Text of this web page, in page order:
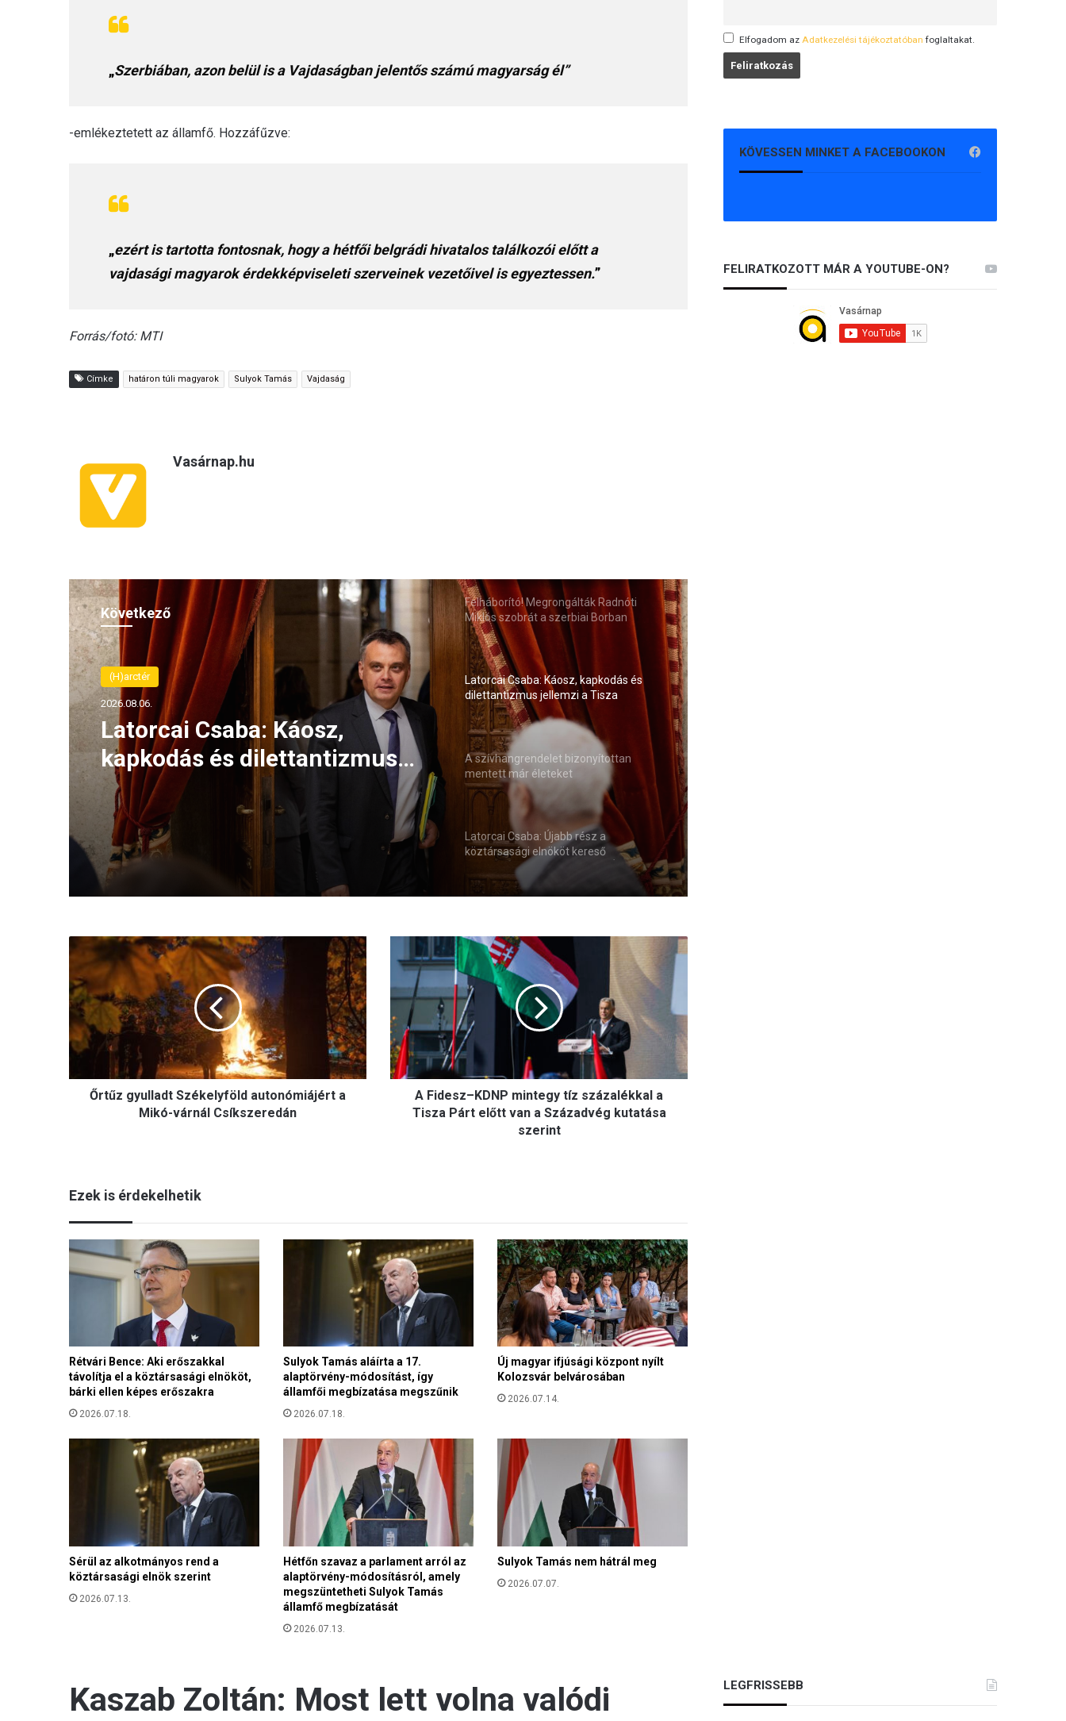
„Szerbiában, azon belül is a Vajdaságban jelentős számú magyarság él”
-emlékeztetett az államfő. Hozzáfűzve:
„ezért is tartotta fontosnak, hogy a hétfői belgrádi hivatalos találkozói előtt a
vajdasági magyarok érdekképviseleti szerveinek vezetőivel is egyeztessen.”
Forrás/fotó: MTI
Címke határon túli magyarok Sulyok Tamás Vajdaság
Vasárnap.hu
Következő
(H)arctér
2026.08.05.
A szívhangrendelet
bizonyítottan mentett már
életeket
Felháborító! Megrongálták Radnóti
Miklós szobrát a szerbiai Borban
Latorcai Csaba: Káosz, kapkodás és
dilettantizmus jellemzi a Tisza
kormányzását
A szívhangrendelet bizonyítottan
mentett már életeket
Latorcai Csaba: Újabb rész a
köztársasági elnököt kereső
roncsderbi-sorozatban (VIDEÓ)
gyulladt
Székelyföld
autonómiájért
a
Mikó-
várnál
Csíkszeredán
Őrtűz gyulladt Székelyföld autonómiájért a
Mikó-várnál Csíkszeredán
Fidesz–
mintegy
százalékkal
a
Tisza
Párt
A Fidesz–KDNP mintegy tíz százalékkal a
Tisza Párt előtt van a Századvég kutatása
szerint
Ezek is érdekelhetik
Rétvári Bence: Aki erőszakkal
távolítja el a köztársasági elnököt,
bárki ellen képes erőszakra
2026.07.18.
Sulyok Tamás aláírta a 17.
alaptörvény-módosítást, így
államfői megbízatása megszűnik
2026.07.18.
Új magyar ifjúsági központ nyílt
Kolozsvár belvárosában
2026.07.14.
Sérül az alkotmányos rend a
köztársasági elnök szerint
2026.07.13.
Hétfőn szavaz a parlament arról az
alaptörvény-módosításról, amely
megszüntetheti Sulyok Tamás
államfő megbízatását
2026.07.13.
Sulyok Tamás nem hátrál meg
2026.07.07.
Elfogadom az Adatkezelési tájékoztatóban foglaltakat.
KÖVESSEN MINKET A FACEBOOKON
FELIRATKOZOTT MÁR A YOUTUBE-ON?